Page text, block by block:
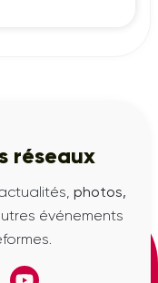
réseaux
photos,
événements